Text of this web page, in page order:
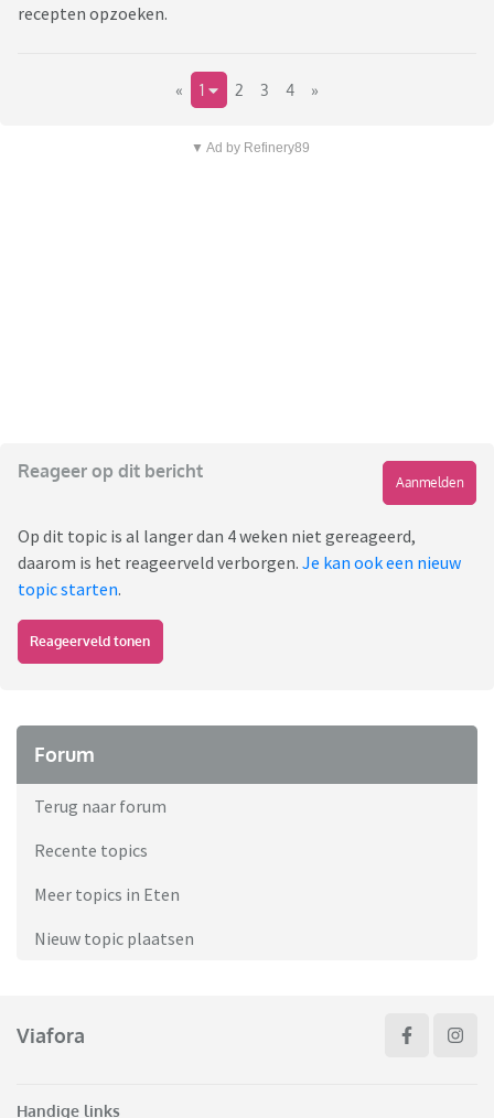
recepten opzoeken.
« 1 2 3 4 »
▼ Ad by Refinery89
Reageer op dit bericht
Aanmelden
Op dit topic is al langer dan 4 weken niet gereageerd,
daarom is het reageerveld verborgen. Je kan ook een nieuw
topic starten.
Reageerveld tonen
Forum
Terug naar forum
Recente topics
Meer topics in Eten
Nieuw topic plaatsen
Viafora
Handige links